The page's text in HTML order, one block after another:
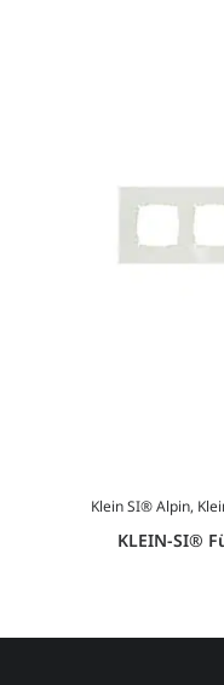
Klein SI® Alpin,
KLEIN-SI®